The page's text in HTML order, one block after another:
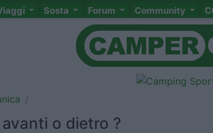
Sosta Forum Community
o dietro ?